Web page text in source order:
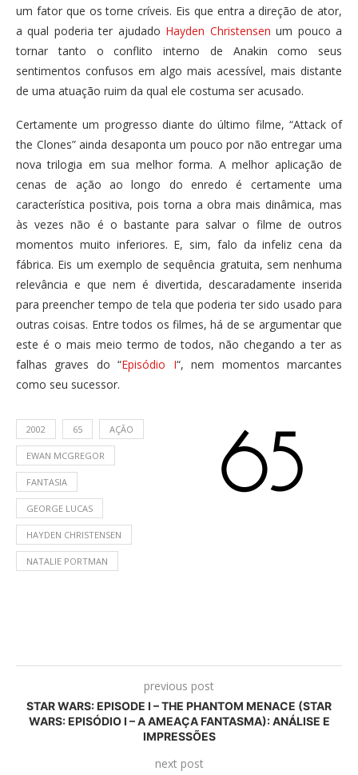
um fator que os torne críveis. Eis que entra a direção de ator,
a qual poderia ter ajudado Hayden Christensen um pouco a
tornar tanto o conflito interno de Anakin como seus
sentimentos confusos em algo mais acessível, mais distante
de uma atuação ruim da qual ele costuma ser acusado.
Certamente um progresso diante do último filme, “Attack of
the Clones” ainda desaponta um pouco por não entregar uma
nova trilogia em sua melhor forma. A melhor aplicação de
cenas de ação ao longo do enredo é certamente uma
característica positiva, pois torna a obra mais dinâmica, mas
às vezes não é o bastante para salvar o filme de outros
momentos muito inferiores. E, sim, falo da infeliz cena da
fábrica. Eis um exemplo de sequência gratuita, sem nenhuma
relevância e que nem é divertida, descaradamente inserida
para preencher tempo de tela que poderia ter sido usado para
outras coisas. Entre todos os filmes, há de se argumentar que
este é o mais meio termo de todos, não chegando a ter as
falhas graves do “Episódio I“, nem momentos marcantes
como seu sucessor.
2002 65 AÇÃO
EWAN MCGREGOR
FANTASIA
GEORGE LUCAS
HAYDEN CHRISTENSEN
NATALIE PORTMAN
previous post
STAR WARS: EPISODE I – THE PHANTOM MENACE (STAR
WARS: EPISÓDIO I – A AMEAÇA FANTASMA): ANÁLISE E
IMPRESSÕES
next post